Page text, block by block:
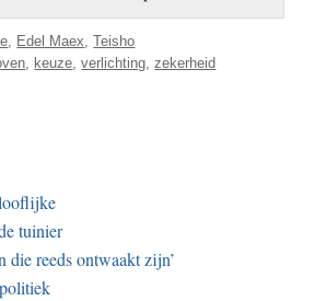
, Edel Maex,Teisho
, keuze,verlichting,zekerheid
tuinier
die reeds ontwaakt zijn’